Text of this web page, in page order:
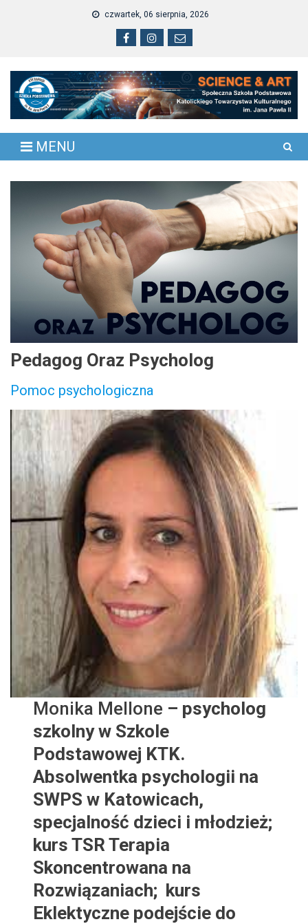
czwartek, 06 sierpnia, 2026
MENU
Pedagog Oraz Psycholog
Pomoc psychologiczna
Monika Mellone – psycholog
szkolny w Szkole
Podstawowej KTK.
Absolwentka psychologii na
SWPS w Katowicach,
specjalność dzieci i młodzież;
kurs TSR Terapia
Skoncentrowana na
Rozwiązaniach; kurs
Eklektyczne podejście do